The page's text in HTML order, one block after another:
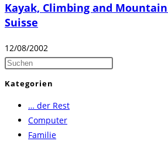
Kayak, Climbing and
Suisse
12/08/2002
Press
Kategorien
… der Rest
Computer
Familie